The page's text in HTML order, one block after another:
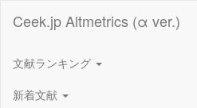
Ceek.jp Altmetrics (α ver.)
文献ランキング
新着文献